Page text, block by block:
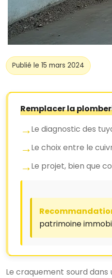
Publié le 15 mars 2024
Remplacer la
Le diagnostic des
Le choix entre le
Le projet, bien que
patrimoine
Le craquement sourd dans